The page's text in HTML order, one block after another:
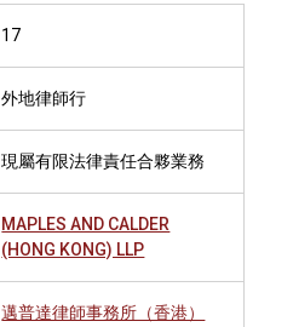
17
外地律師行
現屬有限法律責任合夥業務
MAPLES AND CALDER
(HONG KONG) LLP
邁普達律師事務所（香港）